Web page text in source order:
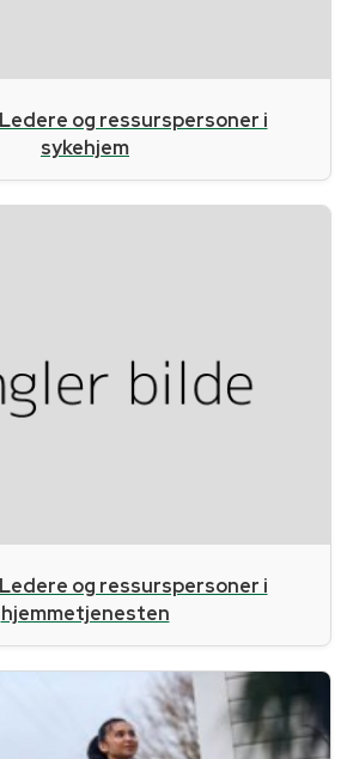
og ressurspersoner i
sykehjem
og ressurspersoner i
hjemmetjenesten